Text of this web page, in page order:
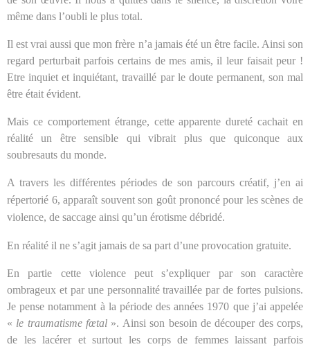
même dans l’oubli le plus total.
Il est vrai aussi que mon frère n’a jamais été un être facile. Ainsi son
regard perturbait parfois certains de mes amis, il leur faisait peur !
Etre inquiet et inquiétant, travaillé par le doute permanent, son mal
être était évident.
Mais ce comportement étrange, cette apparente dureté cachait en
réalité un être sensible qui vibrait plus que quiconque aux
soubresauts du monde.
A travers les différentes périodes de son parcours créatif, j’en ai
répertorié 6, apparaît souvent son goût prononcé pour les scènes de
violence, de saccage ainsi qu’un érotisme débridé.
En réalité il ne s’agit jamais de sa part d’une provocation gratuite.
En partie cette violence peut s’expliquer par son caractère
ombrageux et par une personnalité travaillée par de fortes pulsions.
Je pense notamment à la période des années 1970 que j’ai appelée
« le traumatisme fœtal ». Ainsi son besoin de découper des corps,
de les lacérer et surtout les corps de femmes laissant parfois